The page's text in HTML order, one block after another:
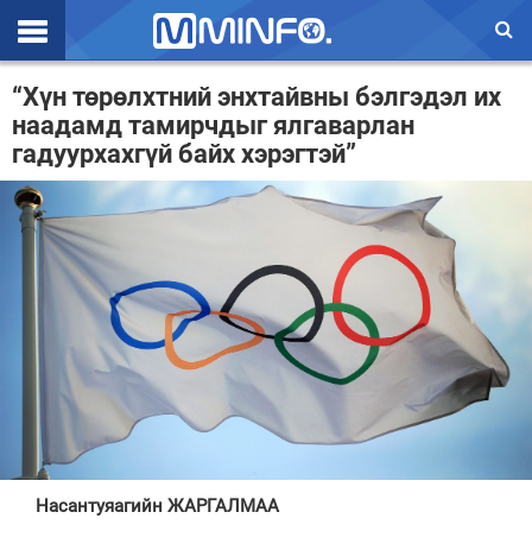
Эхлэл
Цаг агаар
Валют ханш
Улс төр
Эдийн засаг
Үзэл бодол
Дэлхий
Энтертайнмэнт
“Хүн төрөлхтний энхтайвны бэлгэдэл их
наадамд тамирчдыг ялгаварлан
гадуурхахгүй байх хэрэгтэй”
Насантуяагийн ЖАРГАЛМАА